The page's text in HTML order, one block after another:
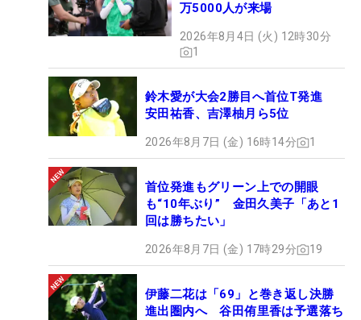
万5000人が来場
2026年8月4日 (火) 12時30分
1
鈴木愛が大会2勝目へ首位T発進
安田祐香、吉澤柚月ら5位
2026年8月7日 (金) 16時14分 1
首位発進もグリーン上での開眼
も“10年ぶり” 金田久美子「あと1
回は勝ちたい」
2026年8月7日 (金) 17時29分 19
伊藤二花は「69」と巻き返し決勝
進出圏内へ 谷田侑里香は予選落ち